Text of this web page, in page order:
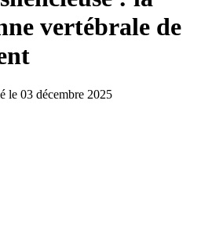
vertébrale de
le 03 décembre 2025